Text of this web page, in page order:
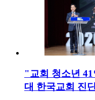
"교회 청소년
대 한국교회 진